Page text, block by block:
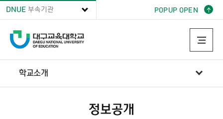
POPUP OPEN
DNUE 부속기관
학교소개
정보공개